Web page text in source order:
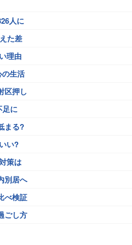
人に
た差
理由
生活
区押し
足に
まる?
い?
策は
別居へ
べ検証
ごし方